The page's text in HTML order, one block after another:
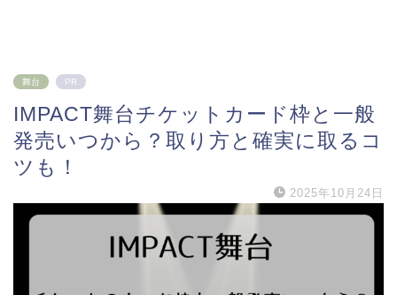
舞台 PR
IMPACT舞台チケットカード枠と一般
発売いつから？取り方と確実に取るコ
ツも！
2025年10月24日